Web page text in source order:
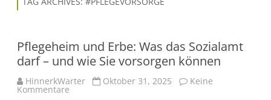
Pflegeheim und Erbe: Was das Sozialamt
darf – und wie Sie vorsorgen können
HinnerkWarter Oktober 31, 2025 Keine
Kommentare